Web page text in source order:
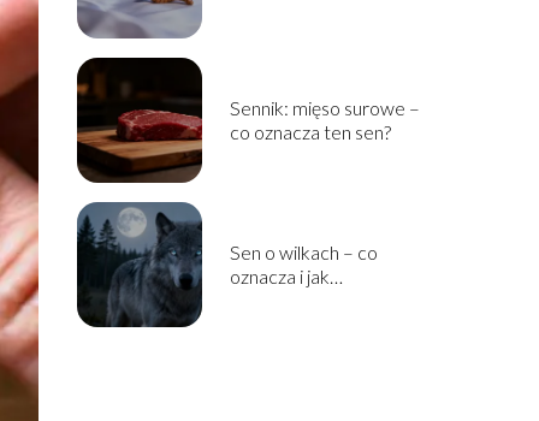
Sennik: mięso surowe –
co oznacza ten sen?
Sen o wilkach – co
oznacza i jak